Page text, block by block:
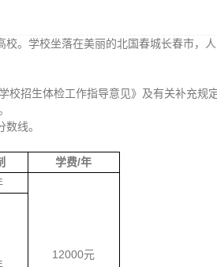
。学校坐落在美丽的北国春城长春市，
招生体检工作指导意见》及有关补充规定
线。
学费/年
12000元